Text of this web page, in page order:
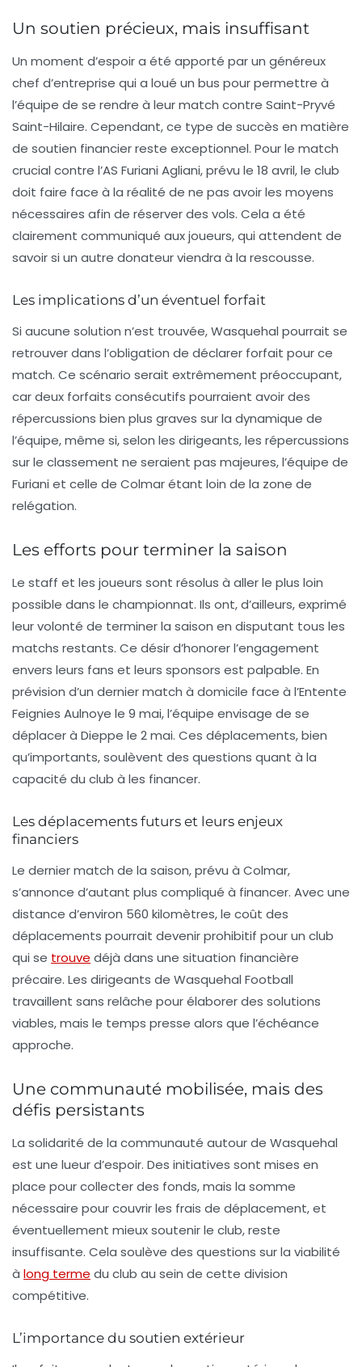
Un soutien précieux, mais insuffisant
Un moment d’espoir a été apporté par un généreux
chef d’entreprise qui a loué un bus pour permettre à
l’équipe de se rendre à leur match contre Saint-Pryvé
Saint-Hilaire. Cependant, ce type de succès en matière
de soutien financier reste exceptionnel. Pour le match
crucial contre l’AS Furiani Agliani, prévu le 18 avril, le club
doit faire face à la réalité de ne pas avoir les moyens
nécessaires afin de réserver des vols. Cela a été
clairement communiqué aux joueurs, qui attendent de
savoir si un autre donateur viendra à la rescousse.
Les implications d’un éventuel forfait
Si aucune solution n’est trouvée, Wasquehal pourrait se
retrouver dans l’obligation de déclarer forfait pour ce
match. Ce scénario serait extrêmement préoccupant,
car deux forfaits consécutifs pourraient avoir des
répercussions bien plus graves sur la dynamique de
l’équipe, même si, selon les dirigeants, les répercussions
sur le classement ne seraient pas majeures, l’équipe de
Furiani et celle de Colmar étant loin de la zone de
relégation.
Les efforts pour terminer la saison
Le staff et les joueurs sont résolus à aller le plus loin
possible dans le championnat. Ils ont, d’ailleurs, exprimé
leur volonté de terminer la saison en disputant tous les
matchs restants. Ce désir d’honorer l’engagement
envers leurs fans et leurs sponsors est palpable. En
prévision d’un dernier match à domicile face à l’Entente
Feignies Aulnoye le 9 mai, l’équipe envisage de se
déplacer à Dieppe le 2 mai. Ces déplacements, bien
qu’importants, soulèvent des questions quant à la
capacité du club à les financer.
Les déplacements futurs et leurs enjeux
financiers
Le dernier match de la saison, prévu à Colmar,
s’annonce d’autant plus compliqué à financer. Avec une
distance d’environ 560 kilomètres, le coût des
déplacements pourrait devenir prohibitif pour un club
qui se trouve déjà dans une situation financière
précaire. Les dirigeants de Wasquehal Football
travaillent sans relâche pour élaborer des solutions
viables, mais le temps presse alors que l’échéance
approche.
Une communauté mobilisée, mais des
défis persistants
La solidarité de la communauté autour de Wasquehal
est une lueur d’espoir. Des initiatives sont mises en
place pour collecter des fonds, mais la somme
nécessaire pour couvrir les frais de déplacement, et
éventuellement mieux soutenir le club, reste
insuffisante. Cela soulève des questions sur la viabilité
à long terme du club au sein de cette division
compétitive.
L’importance du soutien extérieur